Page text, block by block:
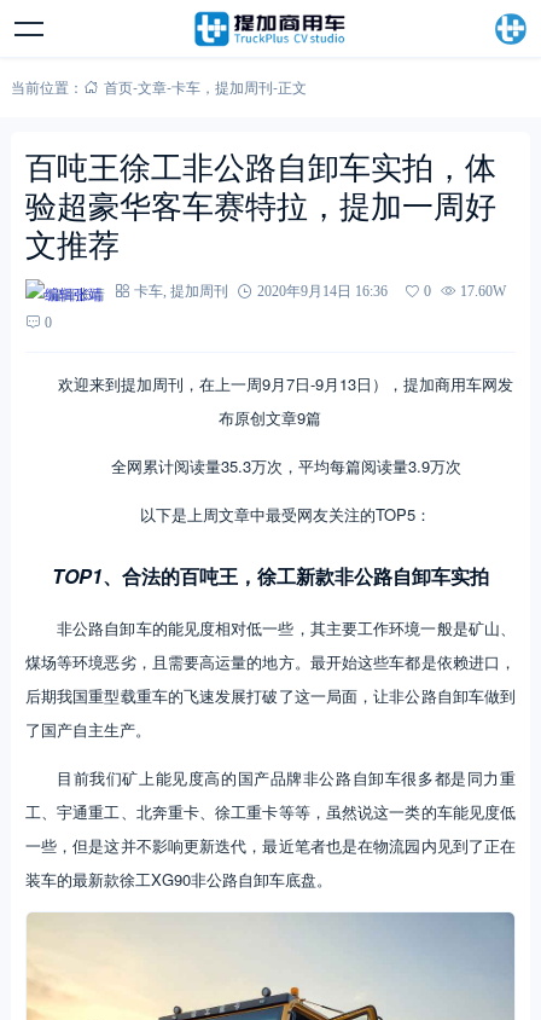
当前位置： 首页-文章-卡车， 提加周刊-正文
百吨王徐工非公路自卸车实拍，体
验超豪华客车赛特拉，提加一周好
文推荐
编辑张靖 卡车, 提加周刊 2020年9月14日 16:36 0
17.60W
0
欢迎来到提加周刊，在上一周9月7日-9月13日），提加商用车网发
布原创文章9篇
全网累计阅读量35.3万次，平均每篇阅读量3.9万次
以下是上周文章中最受网友关注的TOP5：
TOP1、 合法的百吨王，徐工新款非公路自卸车实拍
非公路自卸车的能见度相对低一些，其主要工作环境一般是矿山、
煤场等环境恶劣，且需要高运量的地方。最开始这些车都是依赖进口，
后期我国重型载重车的飞速发展打破了这一局面，让非公路自卸车做到
了国产自主生产。
目前我们矿上能见度高的国产品牌非公路自卸车很多都是同力重
工、宇通重工、北奔重卡、徐工重卡等等，虽然说这一类的车能见度低
一些，但是这并不影响更新迭代，最近笔者也是在物流园内见到了正在
装车的最新款徐工XG90非公路自卸车底盘。